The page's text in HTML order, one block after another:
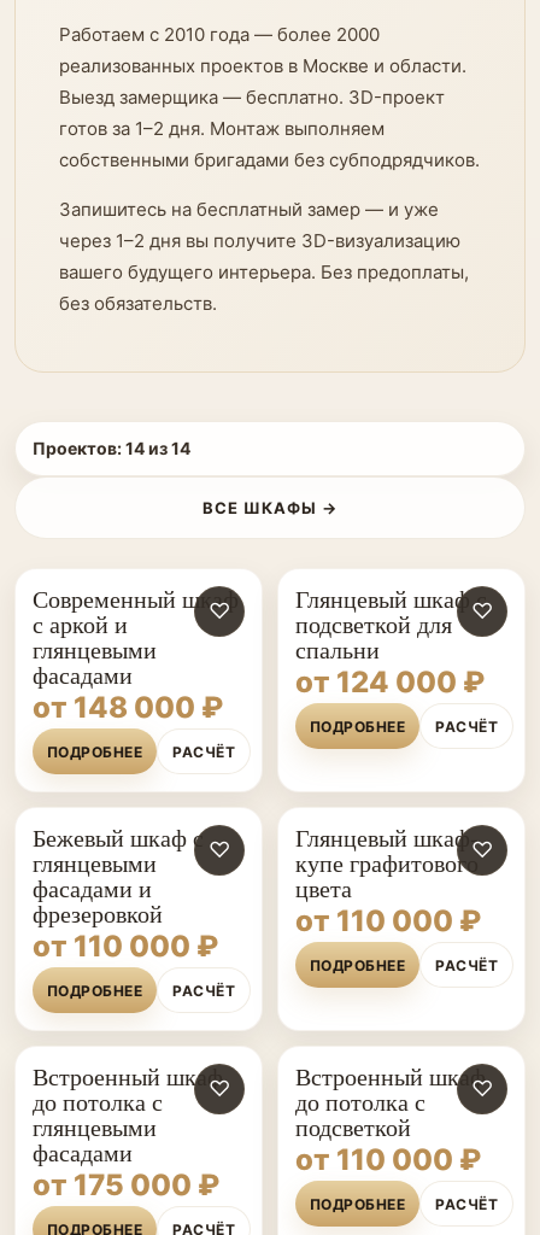
Работаем с 2010 года — более 2000
реализованных проектов в Москве и области.
Выезд замерщика — бесплатно. 3D-проект
готов за 1–2 дня. Монтаж выполняем
собственными бригадами без субподрядчиков.
Запишитесь на бесплатный замер — и уже
через 1–2 дня вы получите 3D-визуализацию
вашего будущего интерьера. Без предоплаты,
без обязательств.
Проектов:14из14
ВСЕ ШКАФЫ →
♡
Современный шкаф
с аркой и
глянцевыми
фасадами
от 148 000 ₽
ПОДРОБНЕЕ РАСЧЁТ
♡
Глянцевый шкаф с
подсветкой для
спальни
от 124 000 ₽
ПОДРОБНЕЕ РАСЧЁТ
♡
Бежевый шкаф с
глянцевыми
фасадами и
фрезеровкой
от 110 000 ₽
ПОДРОБНЕЕ РАСЧЁТ
♡
Глянцевый шкаф-
купе графитового
цвета
от 110 000 ₽
ПОДРОБНЕЕ РАСЧЁТ
♡
Встроенный шкаф
до потолка с
глянцевыми
фасадами
от 175 000 ₽
ПОДРОБНЕЕ РАСЧЁТ
♡
Встроенный шкаф
до потолка с
подсветкой
от 110 000 ₽
ПОДРОБНЕЕ РАСЧЁТ